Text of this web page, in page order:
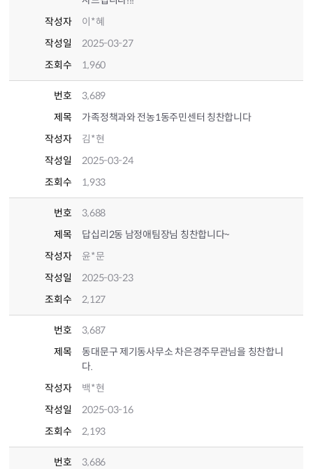
작성자
이*혜
작성일
2025-03-27
조회수
1,960
번호
3,689
제목
가족정책과와 전농1동주민센터 칭찬합니다
작성자
김*현
작성일
2025-03-24
조회수
1,933
번호
3,688
제목
답십리2동 남정애팀장님 칭찬합니다~
작성자
윤*문
작성일
2025-03-23
조회수
2,127
번호
3,687
제목
동대문구 제기동사무소 차은경주무관님을 칭찬합니
다.
작성자
백*현
작성일
2025-03-16
조회수
2,193
번호
3,686